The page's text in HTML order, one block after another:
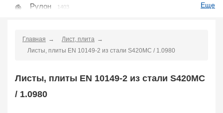
Рулон 1403
Полоса 10866
Шестигранник
Арматура 10
Поковка
Еще
Главная
Лист, плита
Листы, плиты EN 10149-2 из стали S420MC / 1.0980
Листы, плиты EN 10149-2 из стали S420MC
/ 1.0980